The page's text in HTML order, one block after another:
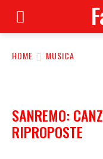
HOME MUSICA
SANREMO:
RIPROPOSTE